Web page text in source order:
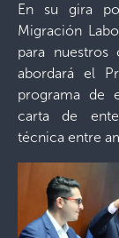
En su gira
Migración
para nuestros
abordará el
programa de
carta de
técnica entre